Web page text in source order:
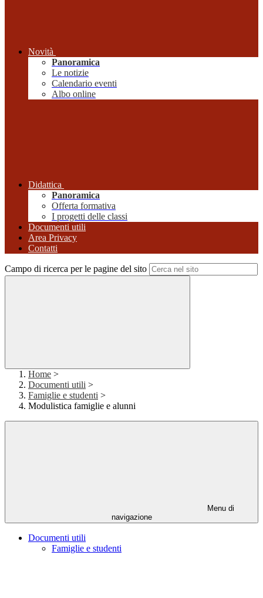
Novità
Panoramica
Le notizie
Calendario eventi
Albo online
Didattica
Panoramica
Offerta formativa
I progetti delle classi
Documenti utili
Area Privacy
Contatti
Campo di ricerca per le pagine del sito
Home >
Documenti utili >
Famiglie e studenti >
Modulistica famiglie e alunni
Menu di
navigazione
Documenti utili
Famiglie e studenti